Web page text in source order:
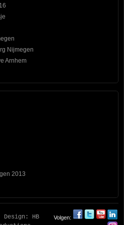
Nijmegen
Arnhem
2013
Design:
HB
Volgen: